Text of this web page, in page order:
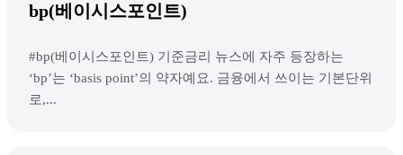
bp(베이시스포인트)
#bp(베이시스포인트) 기준금리 뉴스에 자주 등장하는
‘bp’는 ‘basis point’의 약자예요. 금융에서 쓰이는 기본단위
로,...